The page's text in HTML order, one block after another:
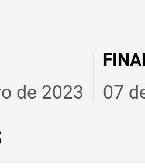
de 2023 07